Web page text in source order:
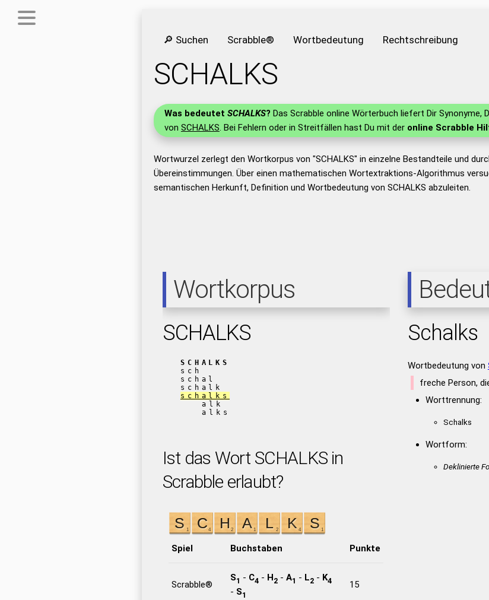
🔎 Suchen Scrabble® Wortbedeutung Rechtschreibung
SCHALKS
Was bedeutet SCHALKS? Das Scrabble online Wörterbuch liefert Dir Synonyme,
von SCHALKS. Bei Fehlern oder in Streitfällen hast Du mit der online Scrabble
Wortwurzel zerlegt den Wortkorpus von "SCHALKS" in einzelne Bestandteile und
Übereinstimmungen. Über einen mathematischen Wortextraktions-Algorithmus
semantischen Herkunft, Definition und Wortbedeutung von SCHALKS abzuleiten.
Wortkorpus
SCHALKS
SCHALKS
sch
schal
schalk
schalks
alk
alks
Ist das Wort SCHALKS in
Scrabble erlaubt?
Spiel Buchstaben Punkte
Scrabble®
S1 - C4 - H2- A1 - L2- K4
- S1
15
Schalks
Wortbedeutung von
freche Person,
Worttrennung:
Schalks
Wortform:
Deklinierte